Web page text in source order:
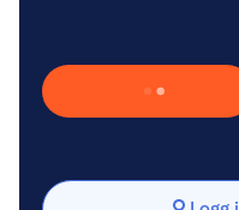
Laster inn Vipps …